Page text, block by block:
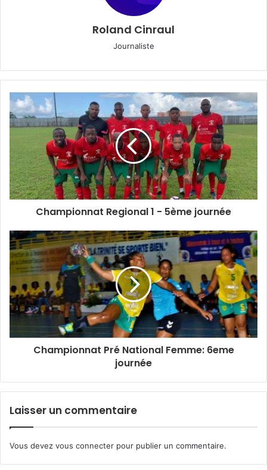
L’équipe du FAM – Source photo: Futsal Academie Martinique
INI SPORT AWARDS
Roland Cinraul
Journaliste
Championnat Regional 1 - 5ème journée
Championnat Pré National Femme: 6eme
journée
Laisser un commentaire
Vous devez vous connecter pour publier un commentaire.